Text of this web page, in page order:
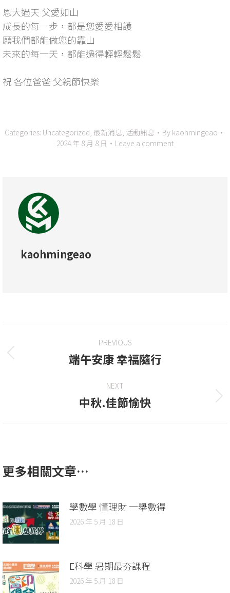
恩大過天 父愛如山
成長的每一步，都是您愛愛相護
願我們都能做您的靠山
未來的每一天，都能過得輕輕鬆鬆
祝 各位爸爸 父親節快樂
Categories: Uncategorized, 最新消息, 活動訊息 By kaohmingeao
2024 年 8 月 8 日
Leave a comment
kaohmingeao
PREVIOUS
端午安康 幸福隨行
NEXT
中秋.佳節愉快
更多相關文章…
學數學 懂理財 一舉數得
2026 年 5 月 18 日
E科學 暑期最夯課程
2026 年 5 月 18 日